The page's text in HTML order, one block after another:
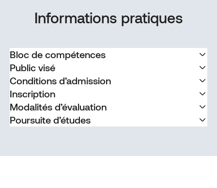
Informations pratiques
Bloc de compétences
Public visé
Conditions d’admission
Inscription
Modalités d’évaluation
Poursuite d’études